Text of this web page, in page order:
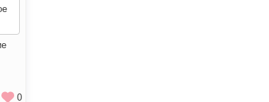
0